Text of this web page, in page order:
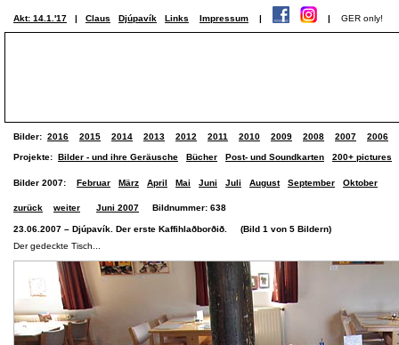
Akt: 14.1.'17 | Claus Djúpavík Links Impressum | | GER only!
Bilder: 2016 2015 2014 2013 2012 2011 2010 2009 2008 2007 2006
Projekte: Bilder - und ihre Geräusche Bücher Post- und Soundkarten 200+ pictures
Bilder 2007: Februar März April Mai Juni Juli August September Oktober
zurück weiter Juni 2007 Bildnummer: 638
23.06.2007 – Djúpavík. Der erste Kaffihlaðborðið. (Bild 1 von 5 Bildern)
Der gedeckte Tisch...